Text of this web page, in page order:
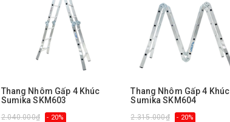
Thang Nhôm Gấp 4 Khúc
Sumika SKM603
2.040.000₫ - 20%
Thang Nhôm Gấp 4 Khúc
Sumika SKM604
2.315.000₫ - 20%